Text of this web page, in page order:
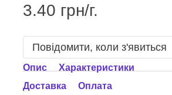
3.40 грн/г.
Повідомити, коли з'явиться
Опис
Характеристики
Доставка
Оплата